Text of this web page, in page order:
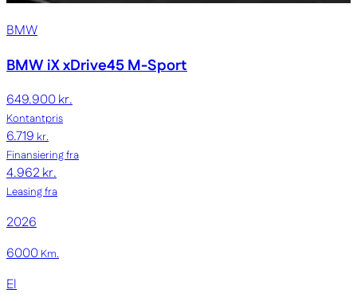
BMW
BMW iXxDrive45 M-Sport
649.900 kr.
Kontantpris
6.719kr.
Finansiering fra
4.962 kr.
Leasing fra
2026
6000Km.
El